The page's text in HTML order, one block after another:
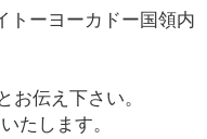
トーヨーカドー国領内
伝え下さい。
たします。